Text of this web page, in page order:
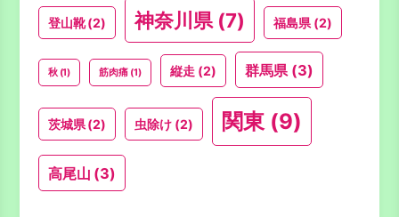
登山靴(2) 神奈川県(7) 福島県 (2)
秋(1) 筋肉痛 (1) 縦走 (2) 群馬県(3)
茨城県(2) 虫除け (2) 関東(9)
高尾山 (3)